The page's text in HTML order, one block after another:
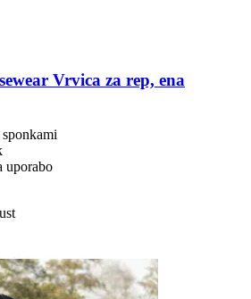
Vrvica za rep, ena
uporabo